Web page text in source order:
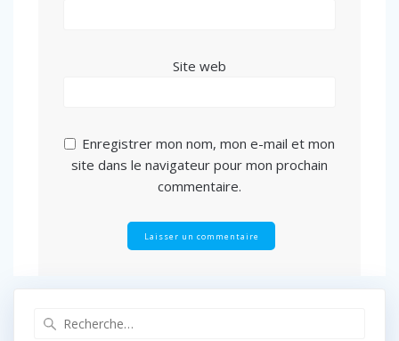
Site web
Enregistrer mon nom, mon e-mail et mon
site dans le navigateur pour mon prochain
commentaire.